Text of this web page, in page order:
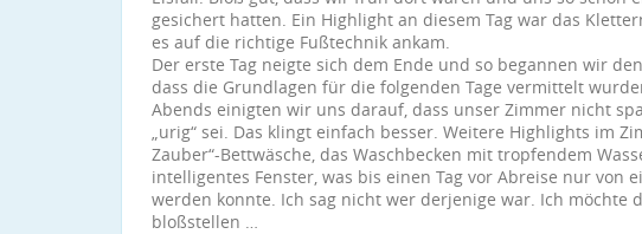
gesichert hatten. Ein Highlight an diesem Tag war das
es auf die richtige Fußtechnik ankam.
Der erste Tag neigte sich dem Ende und so begannen wir
dass die Grundlagen für die folgenden Tage vermittelt
Abends einigten wir uns darauf, dass unser Zimmer nicht
„urig“ sei. Das klingt einfach besser. Weitere Highlights im
Zauber“-Bettwäsche, das Waschbecken mit tropfendem
intelligentes Fenster, was bis einen Tag vor Abreise nur von
werden konnte. Ich sag nicht wer derjenige war. Ich möchte
bloßstellen …